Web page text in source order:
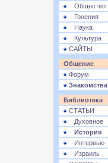
Общество
Гонения
Наука
Культура
САЙТЫ
Общение
Форум
Знакомства
Библиотека
СТАТЬИ
Духовное
История
Интервью
Израиль